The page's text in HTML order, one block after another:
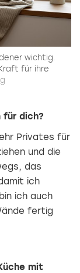
wichtig.
für ihre
für dich?
Privates für
und die
das
ich
ich auch
fertig
mit